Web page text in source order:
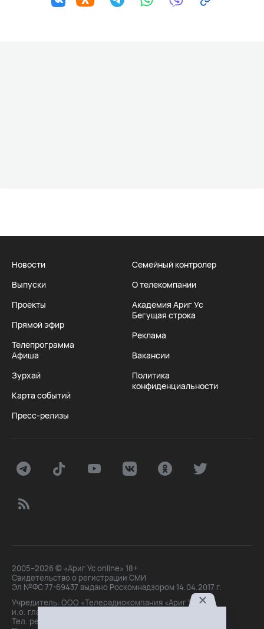
Новости
Выпуски
Проекты
Прямой эфир
Телепрограмма
Афиша
Зурхай
Карта событий
Пресс-релизы
Семейный контролер
О телекомпании
Академия Ариг Ус
Бегущая строка
Реклама
Вакансии
Политика
конфиденциальности
2005–2026 © «Ариг Ус online» 18+
Свидетельство о регистрации СМИ
Эл №ФС 77-69437 выдано Роскомнадзором 14.04.2017 г.
Учредитель: ООО «Телерадиокомпания «Ариг Ус»,
и.о. главного редактора: Маханова О.Б.
Тел. peдakции: +7(3012)21-30-14,